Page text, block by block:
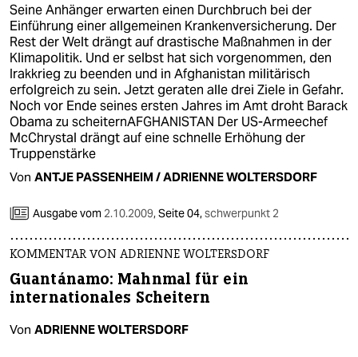
Seine Anhänger erwarten einen Durchbruch bei der
Einführung einer allgemeinen Krankenversicherung. Der
Rest der Welt drängt auf drastische Maßnahmen in der
Klimapolitik. Und er selbst hat sich vorgenommen, den
Irakkrieg zu beenden und in Afghanistan militärisch
erfolgreich zu sein. Jetzt geraten alle drei Ziele in Gefahr.
Noch vor Ende seines ersten Jahres im Amt droht Barack
Obama zu scheiternAFGHANISTAN Der US-Armeechef
McChrystal drängt auf eine schnelle Erhöhung der
Truppenstärke
Von ANTJE PASSENHEIM / ADRIENNE WOLTERSDORF
Ausgabe vom 2.10.2009,Seite 04,schwerpunkt 2
KOMMENTAR VON ADRIENNE WOLTERSDORF
Guantánamo: Mahnmal für ein
internationales Scheitern
Von ADRIENNE WOLTERSDORF